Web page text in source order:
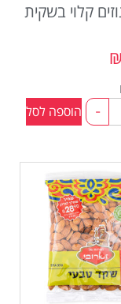
קלוי בשקית
₪
-
הוספה לסל